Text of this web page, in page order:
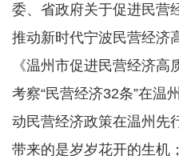
委、省政府关于促进民营
推动新时代宁波民营经济
《温州市促进民营经济
考察“民营经济32条”在温
动民营经济政策在温州
带来的是岁岁花开的生机